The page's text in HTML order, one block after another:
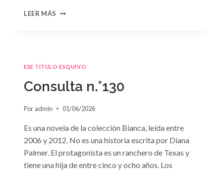
LEER MÁS CONSULTA
ESE TÍTULO ESQUIVO
Consulta n.°130
Por admin 01/06/2026
Es una novela de la colección Bianca, leída entre
2006 y 2012. No es una historia escrita por Diana
Palmer. El protagonista es un ranchero de Texas y
tiene una hija de entre cinco y ocho años. Los